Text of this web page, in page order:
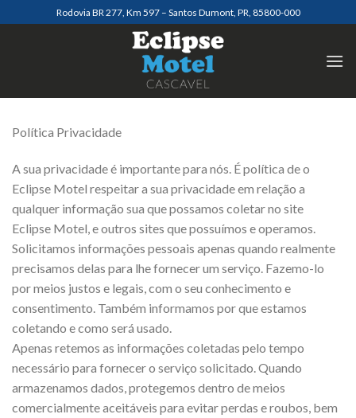
para
Rodovia BR 277, Km 597 – Santos Dumont, PR, 85800-000
Política Privacidade
A sua privacidade é importante para nós. É política de o
Eclipse Motel respeitar a sua privacidade em relação a
qualquer informação sua que possamos coletar no site
Eclipse Motel, e outros sites que possuímos e operamos.
Solicitamos informações pessoais apenas quando realmente
precisamos delas para lhe fornecer um serviço. Fazemo-lo
por meios justos e legais, com o seu conhecimento e
consentimento. Também informamos por que estamos
coletando e como será usado.
Apenas retemos as informações coletadas pelo tempo
necessário para fornecer o serviço solicitado. Quando
armazenamos dados, protegemos dentro de meios
comercialmente aceitáveis ​​para evitar perdas e roubos, bem